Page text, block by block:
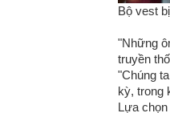
Bộ vest
"Những
truyền
"Chúng
kỳ, trong
Lựa